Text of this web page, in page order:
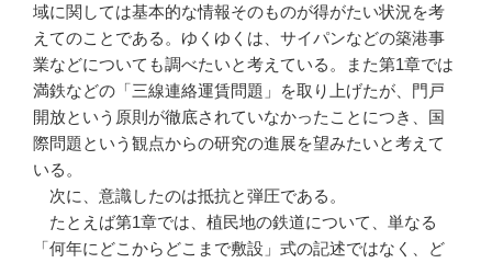
域に関しては基本的な情報そのものが得がたい状況を考
えてのことである。ゆくゆくは、サイパンなどの築港事
業などについても調べたいと考えている。また第1章では
満鉄などの「三線連絡運賃問題」を取り上げたが、門戸
開放という原則が徹底されていなかったことにつき、国
際問題という観点からの研究の進展を望みたいと考えて
いる。
次に、意識したのは抵抗と弾圧である。
たとえば第1章では、植民地の鉄道について、単なる
「何年にどこからどこまで敷設」式の記述ではなく、ど